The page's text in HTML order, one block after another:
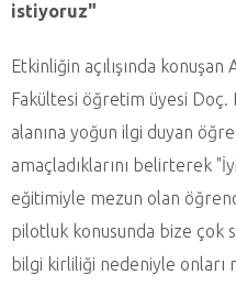
istiyoruz"
Etkinliğin açılışında
Fakültesi öğretim üyesi Doç.
alanına yoğun ilgi duyan
amaçladıklarını belirterek
eğitimiyle mezun olan
pilotluk konusunda bize çok
bilgi kirliliği nedeniyle onları